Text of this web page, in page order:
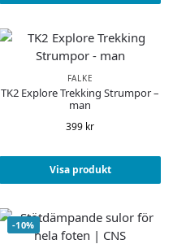
FALKE
TK2 Explore Trekking Strumpor –
man
399 kr
Visa produkt
-10%